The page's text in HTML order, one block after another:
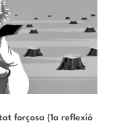
forçosa (1a reflexió